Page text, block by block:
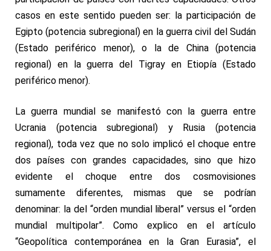
casos en este sentido pueden ser: la participación de
Egipto (potencia subregional) en la guerra civil del Sudán
(Estado periférico menor), o la de China (potencia
regional) en la guerra del Tigray en Etiopía (Estado
periférico menor).
La guerra mundial se manifestó con la guerra entre
Ucrania (potencia subregional) y Rusia (potencia
regional), toda vez que no solo implicó el choque entre
dos países con grandes capacidades, sino que hizo
evidente el choque entre dos cosmovisiones
sumamente diferentes, mismas que se podrían
denominar: la del “orden mundial liberal” versus el “orden
mundial multipolar”. Como explico en el artículo
“Geopolítica contemporánea en la Gran Eurasia”, el